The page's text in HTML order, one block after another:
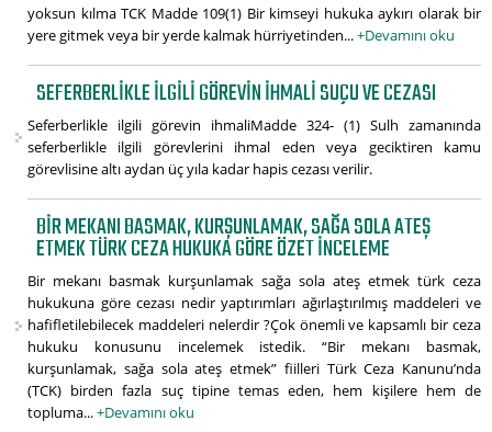
yoksun kılma TCK Madde 109(1) Bir kimseyi hukuka aykırı olarak bir
yere gitmek veya bir yerde kalmak hürriyetinden...+Devamını oku
SEFERBERLIKLE ILGILI GÖREVIN IHMALI SUÇU VE CEZASI
Seferberlikle ilgili görevin ihmaliMadde 324- (1) Sulh zamanında
seferberlikle ilgili görevlerini ihmal eden veya geciktiren kamu
görevlisine altı aydan üç yıla kadar hapis cezası verilir.
BIR MEKANI BASMAK, KURŞUNLAMAK, SAĞA SOLA ATEŞ
ETMEK TÜRK CEZA HUKUKA GÖRE ÖZET INCELEME
Bir mekanı basmak kurşunlamak sağa sola ateş etmek türk ceza
hukukuna göre cezası nedir yaptırımları ağırlaştırılmış maddeleri ve
hafifletilebilecek maddeleri nelerdir ?Çok önemli ve kapsamlı bir ceza
hukuku konusunu incelemek istedik. “Bir mekanı basmak,
kurşunlamak, sağa sola ateş etmek” fiilleri Türk Ceza Kanunu’nda
(TCK) birden fazla suç tipine temas eden, hem kişilere hem de
topluma...+Devamını oku